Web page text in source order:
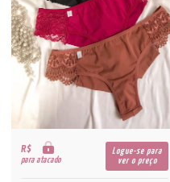
R$
para atacado
Logue-se para
ver o preço